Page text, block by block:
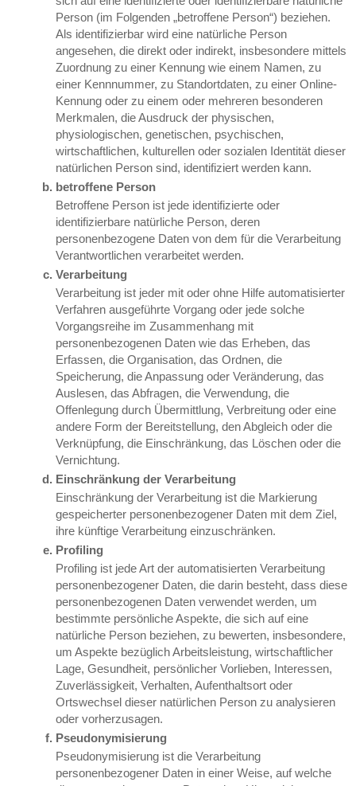
Person (im Folgenden „betroffene Person“) beziehen.
Als identifizierbar wird eine natürliche Person
angesehen, die direkt oder indirekt, insbesondere mittels
Zuordnung zu einer Kennung wie einem Namen, zu
einer Kennnummer, zu Standortdaten, zu einer Online-
Kennung oder zu einem oder mehreren besonderen
Merkmalen, die Ausdruck der physischen,
physiologischen, genetischen, psychischen,
wirtschaftlichen, kulturellen oder sozialen Identität dieser
natürlichen Person sind, identifiziert werden kann.
betroffene Person
Betroffene Person ist jede identifizierte oder
identifizierbare natürliche Person, deren
personenbezogene Daten von dem für die Verarbeitung
Verantwortlichen verarbeitet werden.
Verarbeitung
Verarbeitung ist jeder mit oder ohne Hilfe automatisierter
Verfahren ausgeführte Vorgang oder jede solche
Vorgangsreihe im Zusammenhang mit
personenbezogenen Daten wie das Erheben, das
Erfassen, die Organisation, das Ordnen, die
Speicherung, die Anpassung oder Veränderung, das
Auslesen, das Abfragen, die Verwendung, die
Offenlegung durch Übermittlung, Verbreitung oder eine
andere Form der Bereitstellung, den Abgleich oder die
Verknüpfung, die Einschränkung, das Löschen oder die
Vernichtung.
Einschränkung der Verarbeitung
Einschränkung der Verarbeitung ist die Markierung
gespeicherter personenbezogener Daten mit dem Ziel,
ihre künftige Verarbeitung einzuschränken.
Profiling
Profiling ist jede Art der automatisierten Verarbeitung
personenbezogener Daten, die darin besteht, dass diese
personenbezogenen Daten verwendet werden, um
bestimmte persönliche Aspekte, die sich auf eine
natürliche Person beziehen, zu bewerten, insbesondere,
um Aspekte bezüglich Arbeitsleistung, wirtschaftlicher
Lage, Gesundheit, persönlicher Vorlieben, Interessen,
Zuverlässigkeit, Verhalten, Aufenthaltsort oder
Ortswechsel dieser natürlichen Person zu analysieren
oder vorherzusagen.
Pseudonymisierung
Pseudonymisierung ist die Verarbeitung
personenbezogener Daten in einer Weise, auf welche